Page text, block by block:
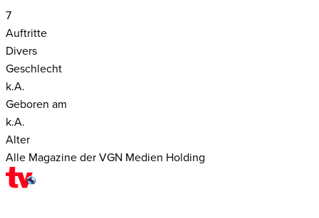
7
Auftritte
Divers
Geschlecht
k.A.
Geboren am
k.A.
Alter
Alle Magazine der VGN Medien Holding